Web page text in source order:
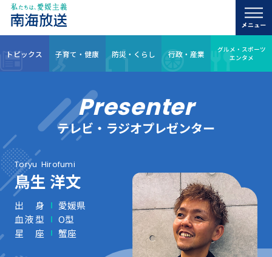
トピックス 子育て・健康 防災・くらし 行政・産業
グルメ・スポーツ
エンタメ
Presenter
テレビ・ラジオプレゼンター
Toryu Hirofumi
鳥生 洋文
出身
愛媛県
血液型
O型
星座
蟹座